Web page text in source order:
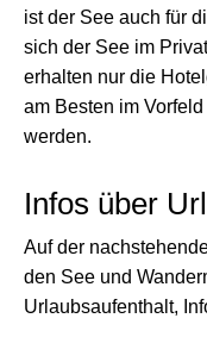
ist der See auch für
sich der See im
erhalten nur die
am Besten im
werden.
Infos über
Auf der
den See und
Urlaubsaufenthalt,